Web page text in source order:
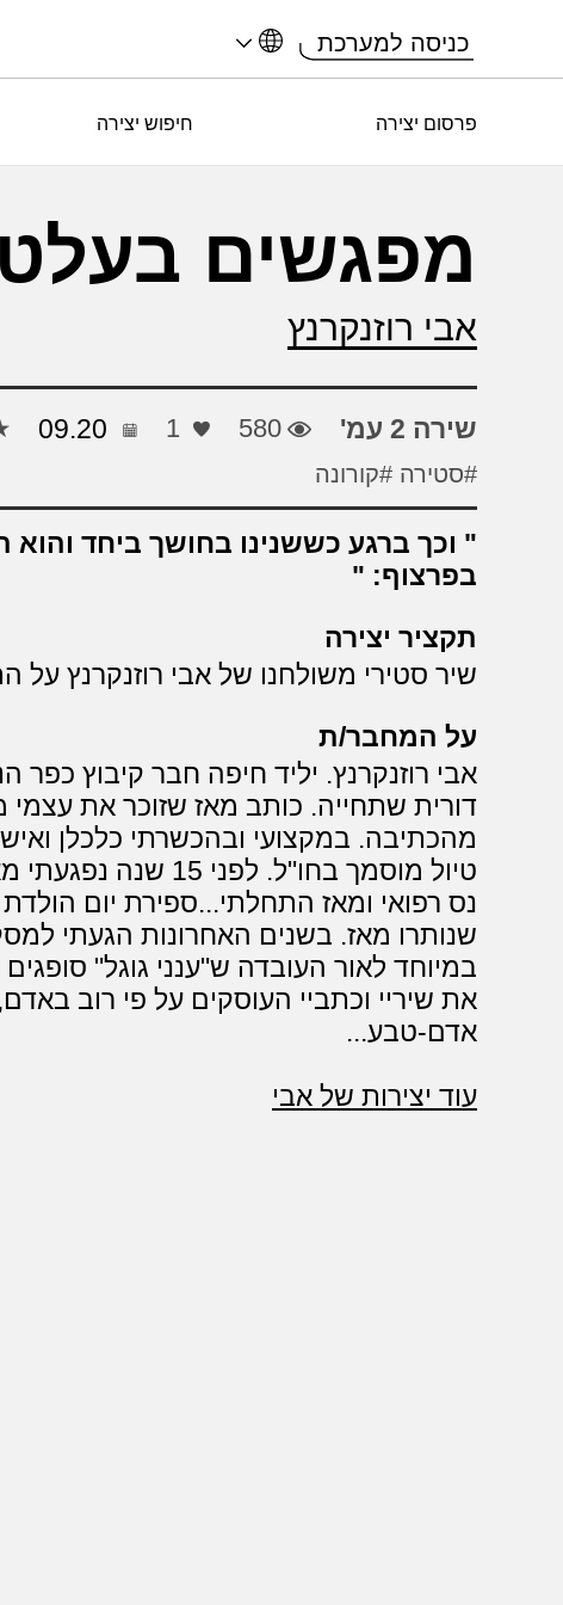
כניסה למערכת
פרסום יצירה חיפוש יצירה
מפגשים
אבי רוזנקרנץ
שירה 2 עמ' 580
1
09.20
#סטירה #קורונה
וכך ברגע כששנינו בחושך ביחד
בפרצוף:
תקציר יצירה
שיר סטירי משולחנו של אבי רוזנקרנץ על
על המחבר/ת
דורית שתחייה. כותב מאז שזוכר את
מהכתיבה. במקצועי ובהכשרתי כלכלן ואיש
טיול מוסמך בחו"ל.
נס רפואי ומאז התחלתי...ספירת יום
שנותרו מאז. בשנים האחרונות הגעתי
במיוחד לאור העובדה ש"ענני גוגל"
את שיריי וכתביי העוסקים על פי רוב
אדם-טבע...
עוד יצירות של אבי